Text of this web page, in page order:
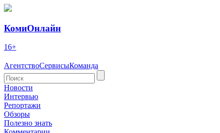
КомиОнлайн
16+
АгентствоСервисыКоманда
Новости
Интервью
Репортажи
Обзоры
Полезно знать